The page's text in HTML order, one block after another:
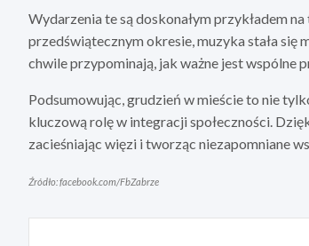
Wydarzenia te są doskonałym przykładem
przedświątecznym okresie, muzyka stała się
chwile przypominają, jak ważne jest wspólne
Podsumowując, grudzień w mieście to nie
kluczową rolę w integracji społeczności.
zacieśniając więzi i tworząc niezapomniane
Źródło: facebook.com/FbZabrze